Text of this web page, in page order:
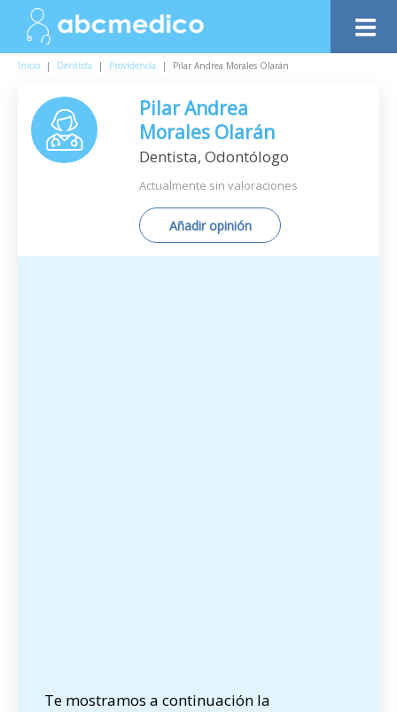
Inicio | Dentista | Providencia | Pilar Andrea Morales Olarán
Pilar Andrea
Morales Olarán
Dentista, Odontólogo
Actualmente sin valoraciones
Añadir opinión
Te mostramos a continuación la